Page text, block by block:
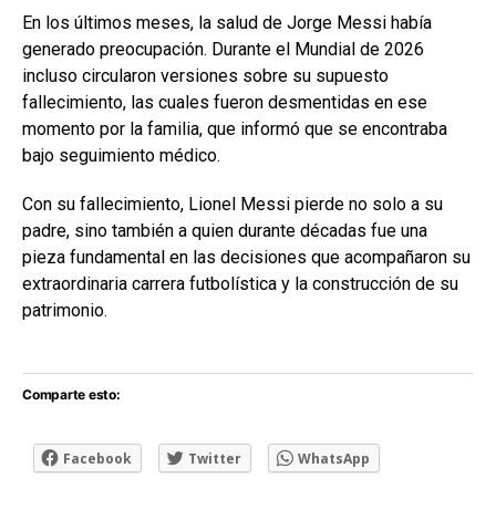
En los últimos meses, la salud de Jorge Messi había
generado preocupación. Durante el Mundial de 2026
incluso circularon versiones sobre su supuesto
fallecimiento, las cuales fueron desmentidas en ese
momento por la familia, que informó que se encontraba
bajo seguimiento médico.
Con su fallecimiento, Lionel Messi pierde no solo a su
padre, sino también a quien durante décadas fue una
pieza fundamental en las decisiones que acompañaron su
extraordinaria carrera futbolística y la construcción de su
patrimonio.
Comparte esto:
Facebook Twitter WhatsApp